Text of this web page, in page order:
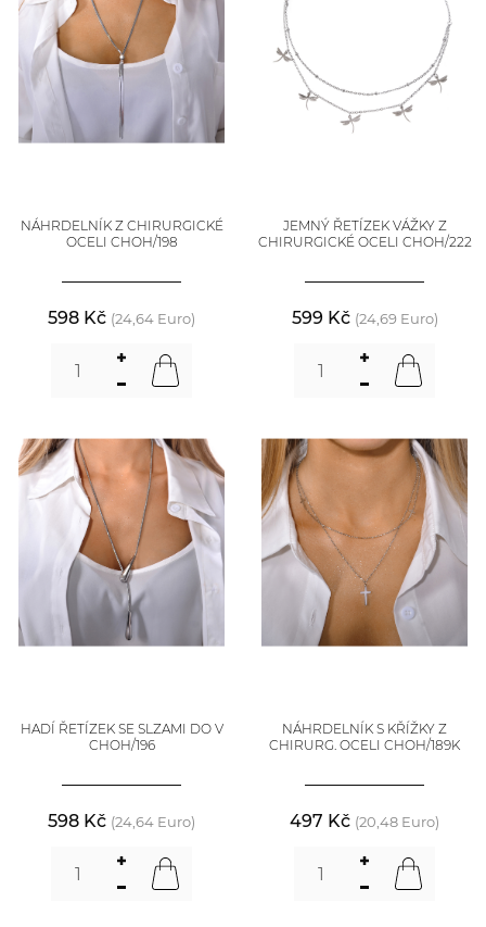
NÁHRDELNÍK Z CHIRURGICKÉ
OCELI CHOH/198
598 Kč (24,64 Euro)
JEMNÝ ŘETÍZEK VÁŽKY Z
CHIRURGICKÉ OCELI CHOH/222
599 Kč (24,69 Euro)
HADÍ ŘETÍZEK SE SLZAMI DO V
CHOH/196
598 Kč (24,64 Euro)
NÁHRDELNÍK S KŘÍŽKY Z
CHIRURG. OCELI CHOH/189K
497 Kč (20,48 Euro)